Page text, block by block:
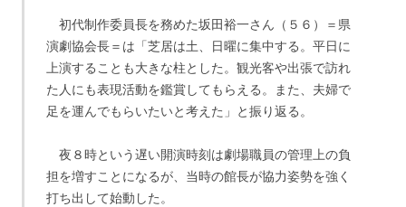
初代制作委員長を務めた坂田裕一さん（５６）＝県
演劇協会長＝は「芝居は土、日曜に集中する。平日に
上演することも大きな柱とした。観光客や出張で訪れ
た人にも表現活動を鑑賞してもらえる。また、夫婦で
足を運んでもらいたいと考えた」と振り返る。
夜８時という遅い開演時刻は劇場職員の管理上の負
担を増すことになるが、当時の館長が協力姿勢を強く
打ち出して始動した。